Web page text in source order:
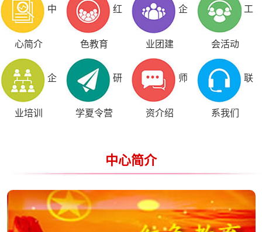
中
心简介
红
色教育
企
业团建
工
会活动
企
业培训
研
学夏令营
师
资介绍
联
系我们
中心简介